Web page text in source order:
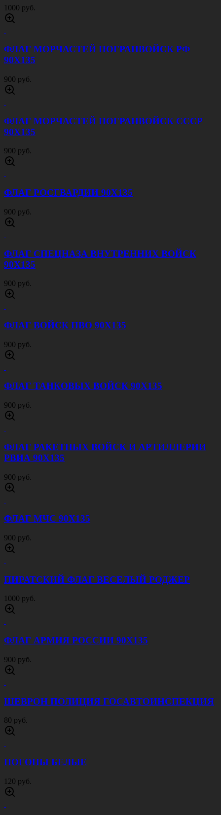
1000 руб.
ФЛАГ МОРЧАСТЕЙ ПОГРАНВОЙСК РФ
90Х135
900 руб.
ФЛАГ МОРЧАСТЕЙ ПОГРАНВОЙСК СССР
90Х135
900 руб.
ФЛАГ РОСГВАРДИИ 90Х135
900 руб.
ФЛАГ СПЕЦНАЗА ВНУТРЕННИХ ВОЙСК
90Х135
900 руб.
ФЛАГ ВОЙСК ПВО 90Х135
900 руб.
ФЛАГ ТАНКОВЫХ ВОЙСК 90Х135
900 руб.
ФЛАГ РАКЕТНЫХ ВОЙСК И АРТИЛЛЕРИИ
РВИА 90Х135
900 руб.
ФЛАГ МЧС 90Х135
900 руб.
ПИРАТСКИЙ ФЛАГ ВЕСЕЛЫЙ РОДЖЕР
1000 руб.
ФЛАГ АРМИЯ РОССИИ 90Х135
900 руб.
ШЕВРОН ПОЛИЦИЯ ГОСАВТОИНСПЕКЦИЯ
80 руб.
ПОГОНЫ БЕЛЫЕ
120 руб.